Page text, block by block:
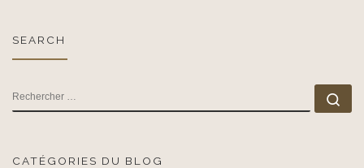
SEARCH
RECHERCHER
CATÉGORIES DU BLOG